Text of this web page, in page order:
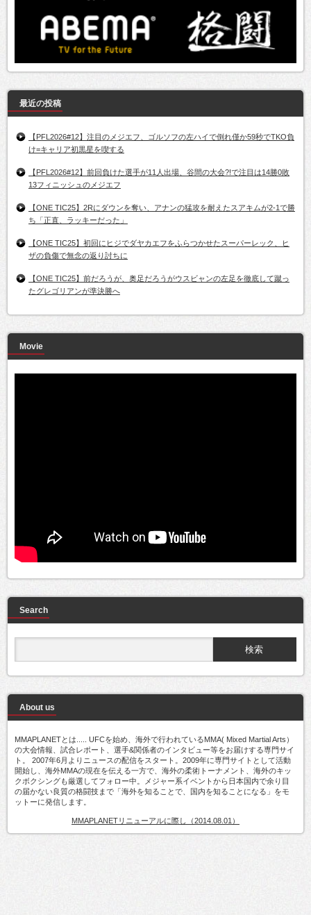
最近の投稿
【PFL2026#12】注目のメジエフ、ゴルソフの左ハイで倒れ僅か59秒でTKO負
け=キャリア初黒星を喫する
【PFL2026#12】前回負けた選手が11人出場、谷間の大会?!で注目は14勝0敗
13フィニッシュのメジエフ
【ONE TIC25】2Rにダウンを奪い、アナンの猛攻を耐えたスアキムが2-1で勝
ち「正直、ラッキーだった」
【ONE TIC25】初回にヒジでダヤカエフをふらつかせたスーパーレック、ヒ
ザの負傷で無念の返り討ちに
【ONE TIC25】前だろうが、奥足だろうがウスビャンの左足を徹底して蹴っ
たグレゴリアンが準決勝へ
Movie
Search
About us
MMAPLANETとは..... UFCを始め、海外で行われているMMA( Mixed Martial Arts）
の大会情報、試合レポート、選手&関係者のインタビュー等をお届けする専門サイ
ト。 2007年6月よりニュースの配信をスタート。2009年に専門サイトとして活動
開始し、海外MMAの現在を伝える一方で、海外の柔術トーナメント、海外のキッ
クボクシングも厳選してフォロー中。メジャー系イベントから日本国内で余り目
の届かない良質の格闘技まで「海外を知ることで、国内を知ることになる」をモ
ットーに発信します。
MMAPLANETリニューアルに際し（2014.08.01）